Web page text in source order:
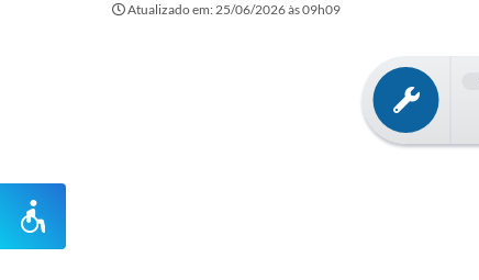
Atualizado em: 25/06/2026 às 09h09